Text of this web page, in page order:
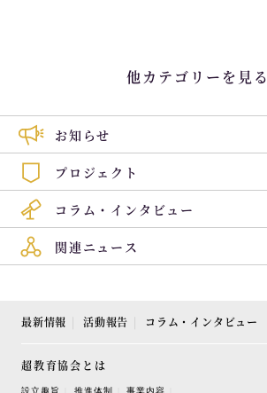
他カテゴリーを見る
お知らせ
プロジェクト
コラム・インタビュー
関連ニュース
最新情報 活動報告 コラム・インタビュー
超教育協会とは
設立趣旨 推進体制 事業内容